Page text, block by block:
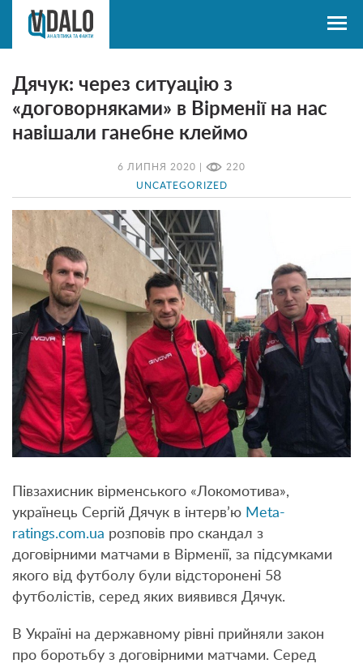
6 ЛИПНЯ 2020 | 220
UNCATEGORIZED
Дячук: через ситуацію з
«договорняками» в Вірменії на нас
навішали ганебне клеймо
Півзахисник вірменського «Локомотива»,
українець Сергій Дячук в інтерв’ю Meta-
ratings.com.ua розповів про скандал з
договірними матчами в Вірменії, за підсумками
якого від футболу були відсторонені 58
футболістів, серед яких виявився Дячук.
В Україні на державному рівні прийняли закон
про боротьбу з договірними матчами. Серед